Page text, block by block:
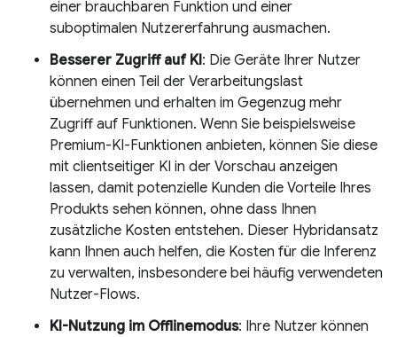
einer brauchbaren Funktion und einer
suboptimalen Nutzererfahrung ausmachen.
Besserer Zugriff auf KI: Die Geräte Ihrer Nutzer
können einen Teil der Verarbeitungslast
übernehmen und erhalten im Gegenzug mehr
Zugriff auf Funktionen. Wenn Sie beispielsweise
Premium-KI-Funktionen anbieten, können Sie diese
mit clientseitiger KI in der Vorschau anzeigen
lassen, damit potenzielle Kunden die Vorteile Ihres
Produkts sehen können, ohne dass Ihnen
zusätzliche Kosten entstehen. Dieser Hybridansatz
kann Ihnen auch helfen, die Kosten für die Inferenz
zu verwalten, insbesondere bei häufig verwendeten
Nutzer-Flows.
KI-Nutzung im Offlinemodus: Ihre Nutzer können